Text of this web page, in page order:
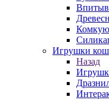
Игрушки
Назад